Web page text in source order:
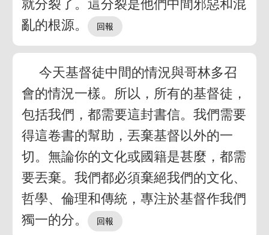
就分裂了。這分裂是他們中間邪惡和混
亂的根源。
今天基督徒中間的情況與哥林多召
會的情況一樣。所以，所有的基督徒，
包括我們，都需要這封書信。我們需要
得這卷書的幫助，丟棄基督以外的一
切。無論你的文化或國籍是甚麼，都需
要丟棄。我們都必須棄絕我們的文化、
哲學、倫理和傳統，專注於基督作我們
獨一的分。